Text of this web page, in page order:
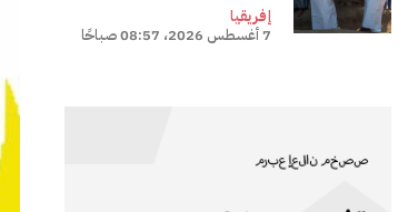
إفريقيا
7 أغسطس 2026، 08:57 صباحًا